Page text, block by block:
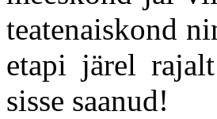
teatenaiskond
etapi järel
sisse saanud!